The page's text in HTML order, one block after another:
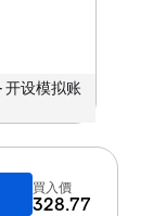
買入價
328.77